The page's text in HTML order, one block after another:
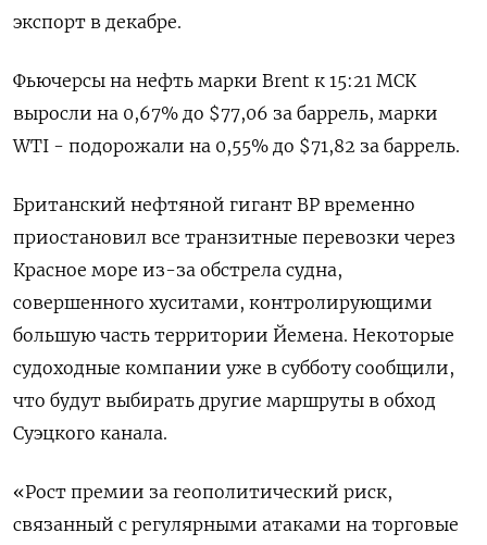
экспорт в декабре.
Фьючерсы на нефть марки Brent к 15:21 МСК
выросли на 0,67% до $77,06 за баррель, марки
WTI - подорожали на 0,55% до $71,82 за баррель.
Британский нефтяной гигант BP временно
приостановил все транзитные перевозки через
Красное море из-за обстрела судна,
совершенного хуситами, контролирующими
большую часть территории Йемена. Некоторые
судоходные компании уже в субботу сообщили,
что будут выбирать другие маршруты в обход
Суэцкого канала.
«Рост премии за геополитический риск,
связанный с регулярными атаками на торговые